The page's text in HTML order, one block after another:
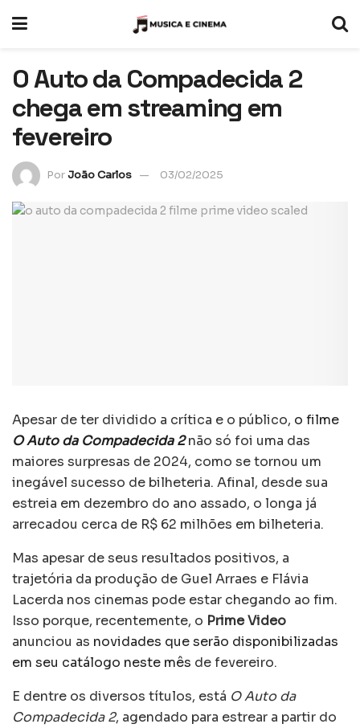
O Auto da Compadecida 2
chega em streaming em
fevereiro
PorJoão Carlos 03/02/2025
Apesar de ter dividido a crítica e o público, o filme
O Auto da Compadecida 2 não só foi uma das
maiores surpresas de 2024, como se tornou um
inegável sucesso de bilheteria. Afinal, desde sua
estreia em dezembro do ano assado, o longa já
arrecadou cerca de R$ 62 milhões em bilheteria.
Mas apesar de seus resultados positivos, a
trajetória da produção de Guel Arraes e Flávia
Lacerda nos cinemas pode estar chegando ao fim.
Isso porque, recentemente, o Prime Video
anunciou as novidades que serão disponibilizadas
em seu catálogo neste mês de fevereiro.
E dentre os diversos títulos, está O Auto da
Compadecida 2, agendado para estrear a partir do